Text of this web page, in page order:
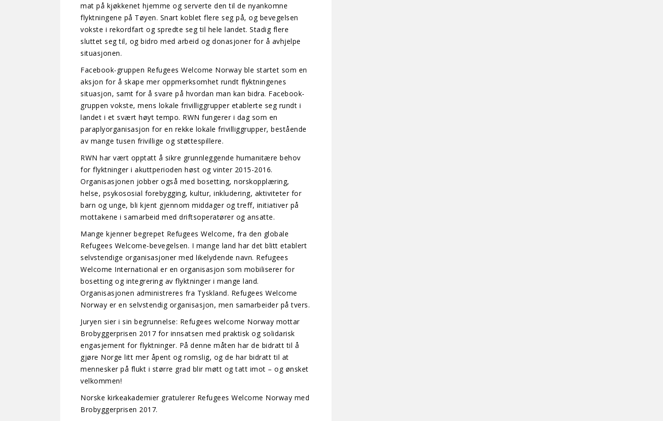
mat på kjøkkenet hjemme og serverte den til de nyankomne
flyktningene på Tøyen. Snart koblet flere seg på, og bevegelsen
vokste i rekordfart og spredte seg til hele landet. Stadig flere
sluttet seg til, og bidro med arbeid og donasjoner for å avhjelpe
situasjonen.
Facebook-gruppen Refugees Welcome Norway ble startet som en
aksjon for å skape mer oppmerksomhet rundt flyktningenes
situasjon, samt for å svare på hvordan man kan bidra. Facebook-
gruppen vokste, mens lokale frivilliggrupper etablerte seg rundt i
landet i et svært høyt tempo. RWN fungerer i dag som en
paraplyorganisasjon for en rekke lokale frivilliggrupper, bestående
av mange tusen frivillige og støttespillere.
RWN har vært opptatt å sikre grunnleggende humanitære behov
for flyktninger i akuttperioden høst og vinter 2015-2016.
Organisasjonen jobber også med bosetting, norskopplæring,
helse, psykososial forebygging, kultur, inkludering, aktiviteter for
barn og unge, bli kjent gjennom middager og treff, initiativer på
mottakene i samarbeid med driftsoperatører og ansatte.
Mange kjenner begrepet Refugees Welcome, fra den globale
Refugees Welcome-bevegelsen. I mange land har det blitt etablert
selvstendige organisasjoner med likelydende navn. Refugees
Welcome International er en organisasjon som mobiliserer for
bosetting og integrering av flyktninger i mange land.
Organisasjonen administreres fra Tyskland. Refugees Welcome
Norway er en selvstendig organisasjon, men samarbeider på tvers.
Juryen sier i sin begrunnelse: Refugees welcome Norway mottar
Brobyggerprisen 2017 for innsatsen med praktisk og solidarisk
engasjement for flyktninger. På denne måten har de bidratt til å
gjøre Norge litt mer åpent og romslig, og de har bidratt til at
mennesker på flukt i større grad blir møtt og tatt imot – og ønsket
velkommen!
Norske kirkeakademier gratulerer Refugees Welcome Norway med
Brobyggerprisen 2017.